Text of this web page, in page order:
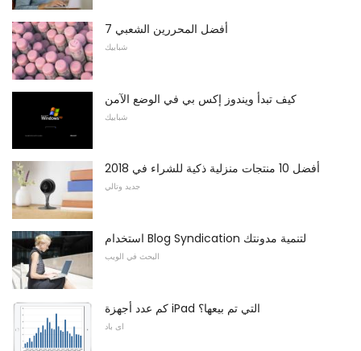
7 أفضل المحررين الشعبي
شبابيك
كيف تبدأ ويندوز إكس بي في الوضع الآمن
شبابيك
أفضل 10 منتجات منزلية ذكية للشراء في 2018
جديد وتالي
استخدام Blog Syndication لتنمية مدونتك
البحث في الويب
كم عدد أجهزة iPad التي تم بيعها؟
اى باد